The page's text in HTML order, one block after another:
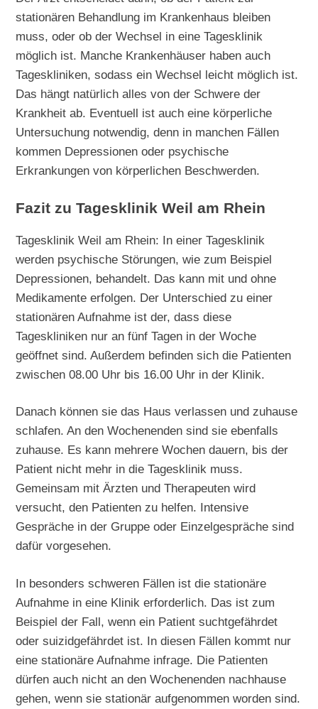
stationären Behandlung im Krankenhaus bleiben
muss, oder ob der Wechsel in eine Tagesklinik
möglich ist. Manche Krankenhäuser haben auch
Tageskliniken, sodass ein Wechsel leicht möglich ist.
Das hängt natürlich alles von der Schwere der
Krankheit ab. Eventuell ist auch eine körperliche
Untersuchung notwendig, denn in manchen Fällen
kommen Depressionen oder psychische
Erkrankungen von körperlichen Beschwerden.
Fazit zu Tagesklinik Weil am Rhein
Tagesklinik Weil am Rhein: In einer Tagesklinik
werden psychische Störungen, wie zum Beispiel
Depressionen, behandelt. Das kann mit und ohne
Medikamente erfolgen. Der Unterschied zu einer
stationären Aufnahme ist der, dass diese
Tageskliniken nur an fünf Tagen in der Woche
geöffnet sind. Außerdem befinden sich die Patienten
zwischen 08.00 Uhr bis 16.00 Uhr in der Klinik.
Danach können sie das Haus verlassen und zuhause
schlafen. An den Wochenenden sind sie ebenfalls
zuhause. Es kann mehrere Wochen dauern, bis der
Patient nicht mehr in die Tagesklinik muss.
Gemeinsam mit Ärzten und Therapeuten wird
versucht, den Patienten zu helfen. Intensive
Gespräche in der Gruppe oder Einzelgespräche sind
dafür vorgesehen.
In besonders schweren Fällen ist die stationäre
Aufnahme in eine Klinik erforderlich. Das ist zum
Beispiel der Fall, wenn ein Patient suchtgefährdet
oder suizidgefährdet ist. In diesen Fällen kommt nur
eine stationäre Aufnahme infrage. Die Patienten
dürfen auch nicht an den Wochenenden nachhause
gehen, wenn sie stationär aufgenommen worden sind.